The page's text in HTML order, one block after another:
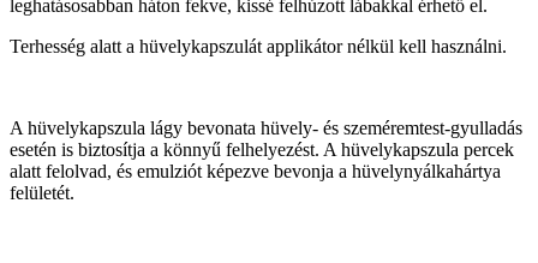
leghatásosabban háton fekve, kissé felhúzott lábakkal érhető el.
Terhesség alatt a hüvelykapszulát applikátor nélkül kell használni.
A hüvelykapszula lágy bevonata hüvely- és szeméremtest-gyulladás
esetén is biztosítja a könnyű felhelyezést. A hüvelykapszula percek
alatt felolvad, és emulziót képezve bevonja a hüvelynyálkahártya
felületét.